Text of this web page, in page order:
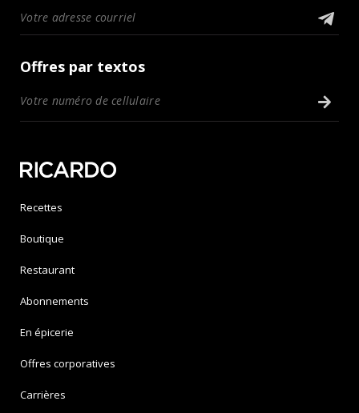
Offres par textos
Recettes
Boutique
Restaurant
Abonnements
En épicerie
Offres corporatives
Carrières